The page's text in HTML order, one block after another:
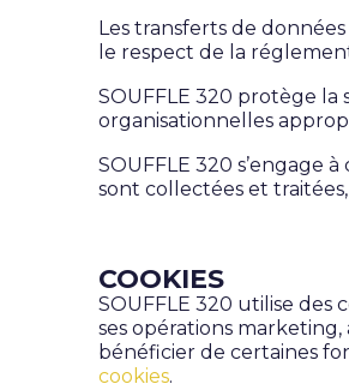
Les transferts de
le respect de la
SOUFFLE 320 protège
organisationnelles
SOUFFLE 320 s’engage
sont collectées et
COOKIES
SOUFFLE 320 utilise
ses opérations
bénéficier de certaines
cookies.